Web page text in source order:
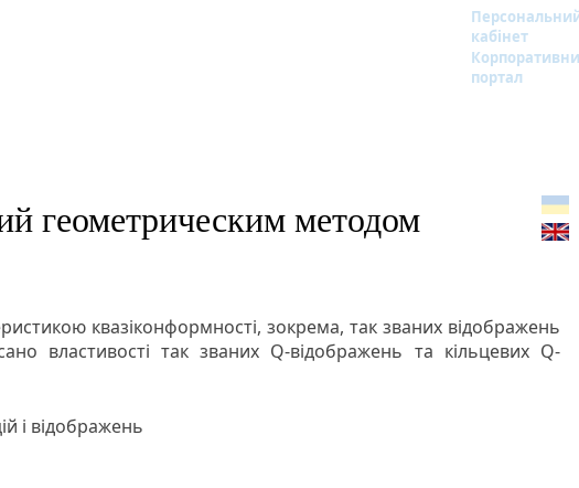
кабінет
портал
геометрическим методом
квазіконформності, зокрема, так званих відображень
властивості так званих Q-відображень та кільцевих Q-
і відображень